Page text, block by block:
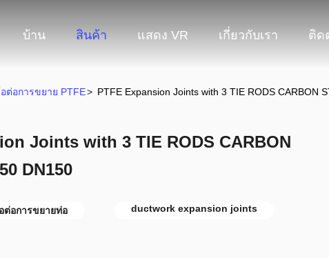
บ้าน สินค้า แสดง VR เกี่ยวกับเรา ติด
ต่อการขยาย PTFE> PTFE Expansion Joints with 3 TIE RODS CARBON
Joints with 3 TIE RODS CARBON
DN150
ต่อการขยายท่อ ductwork expansion joints